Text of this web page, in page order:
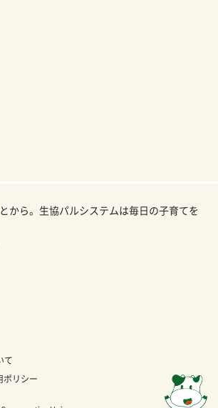
から。生協パルシステムは毎日の子育てを
て
ポリシー